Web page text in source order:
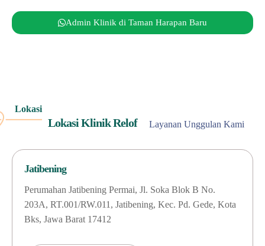
Admin Klinik di Taman Harapan Baru
Lokasi
Lokasi Klinik Relof Layanan Unggulan Kami
Jatibening
Perumahan Jatibening Permai, Jl. Soka Blok B No.
203A, RT.001/RW.011, Jatibening, Kec. Pd. Gede, Kota
Bks, Jawa Barat 17412